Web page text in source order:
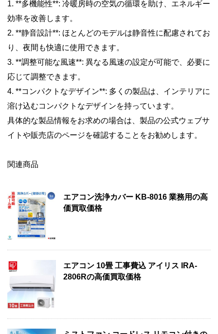
1. **多機能性**: 冷暖房時の空気の循環を助け、エネルギー
効率を改善します。
2. **静音設計**: ほとんどのモデルは静音性に配慮されてお
り、夜間も快適に使用できます。
3. **調整可能な風速**: 異なる風速の設定が可能で、必要に
応じて調整できます。
4. **コンパクトなデザイン**: 多くの製品は、インテリアに
溶け込むコンパクトなデザインを持っています。
具体的な製品情報をお求めの場合は、製品の公式ウェブサ
イトや販売店のページを確認することをお勧めします。
関連商品
エアコン洗浄カバー KB-8016 業務用の高
価買取価格
エアコン 10畳 工事費込 アイリス IRA-
2806Rの高価買取価格